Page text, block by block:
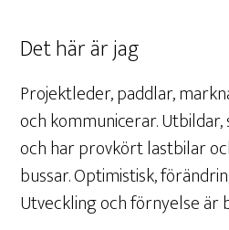
Det här är jag
Projektleder, paddlar,
och kommunicerar.
och har provkört lastbilar
bussar. Optimistisk,
Utveckling och förnyelse är